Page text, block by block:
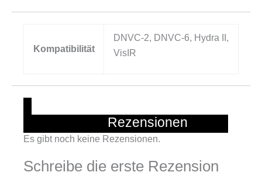
Kompatibilität
DNVC-2, DNVC-6, Hydra II,
VisIR
Es gibt noch keine Rezensionen.
Schreibe die erste Rezension